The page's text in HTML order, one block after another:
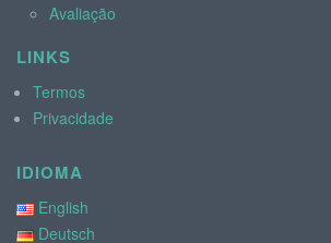
Avaliação
LINKS
Termos
Privacidade
IDIOMA
English
Deutsch